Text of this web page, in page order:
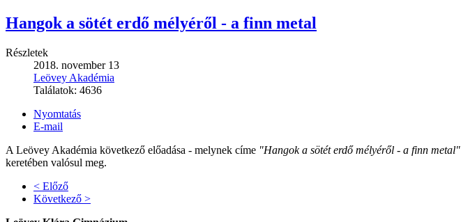
Hangok a sötét erdő mélyéről - a finn metal
Részletek
2018. november 13
Leövey Akadémia
Találatok: 4636
Nyomtatás
E-mail
A Leövey Akadémia következő előadása - melynek címe "Hangok a sötét erdő mélyéről - a finn metal"
keretében valósul meg.
< Előző
Következő >